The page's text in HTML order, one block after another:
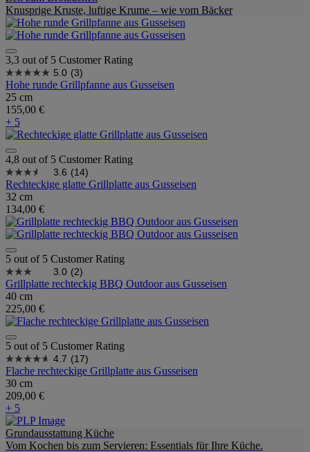
Knusprige Kruste, luftige Krume – wie vom Bäcker
3,3 out of 5 Customer Rating
5.0 (3)
Hohe runde Grillpfanne aus Gusseisen
25 cm
155,00 €
+ 5
4,8 out of 5 Customer Rating
3.6 (14)
Rechteckige glatte Grillplatte aus Gusseisen
32 cm
134,00 €
5 out of 5 Customer Rating
3.0 (2)
Grillplatte rechteckig BBQ Outdoor aus Gusseisen
40 cm
225,00 €
5 out of 5 Customer Rating
4.7 (17)
Flache rechteckige Grillplatte aus Gusseisen
30 cm
209,00 €
+ 5
Grundausstattung Küche
Vom Kochen bis zum Servieren: Essentials für Ihre Küche.